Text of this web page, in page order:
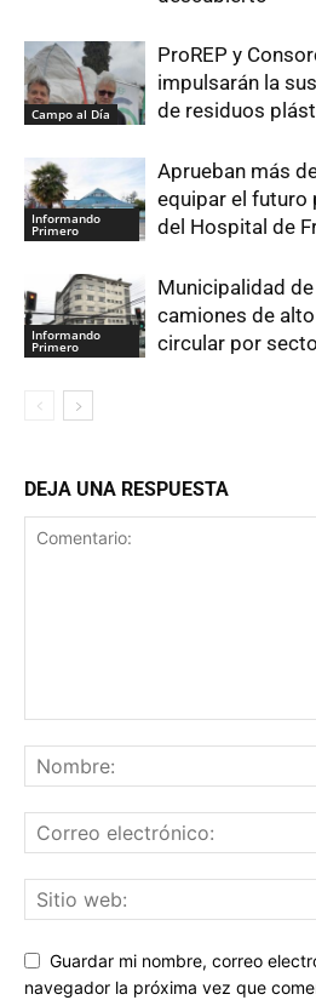
Campo al Día
ProREP y
impulsarán la
de residuos
Informando
Primero
Aprueban más
equipar el futuro
del Hospital de
Informando
Primero
Municipalidad
camiones de
circular por
DEJA UNA RESPUESTA
Guardar mi nombre, correo
navegador la próxima vez que